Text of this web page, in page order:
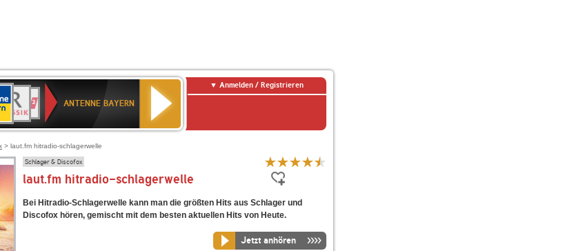
WDR
ANTENNE BAYERN
Anmelden / Registrieren
> laut.fm hitradio-schlagerwelle
Schlager & Discofox
laut.fm hitradio-schlagerwelle
Bei Hitradio-Schlagerwelle kann man die größten Hits aus Schlager und
Discofox hören, gemischt mit dem besten aktuellen Hits von Heute.
Jetzt anhören